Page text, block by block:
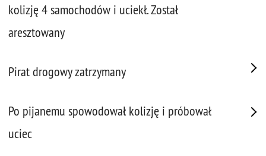
kolizję 4 samochodów i uciekł. Został
aresztowany
Pirat drogowy zatrzymany
Po pijanemu spowodował kolizję i próbował
uciec